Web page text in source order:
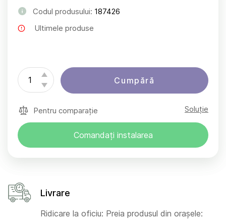
Codul produsului: 187426
Ultimele produse
Cumpără
Pentru comparație Soluție
Comandați instalarea
Livrare
Ridicare la oficiu: Preia produsul din orașele: